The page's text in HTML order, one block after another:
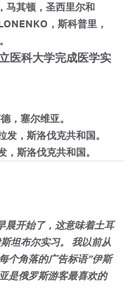
马其顿，圣西里尔和
，斯科普里，
医科大学完成医学实
，塞尔维亚。
，斯洛伐克共和国。
斯洛伐克共和国。
晨开始了，这意味着土耳
坦布尔实习。 我以前从
个角落的广告标语”伊斯
是俄罗斯游客最喜欢的